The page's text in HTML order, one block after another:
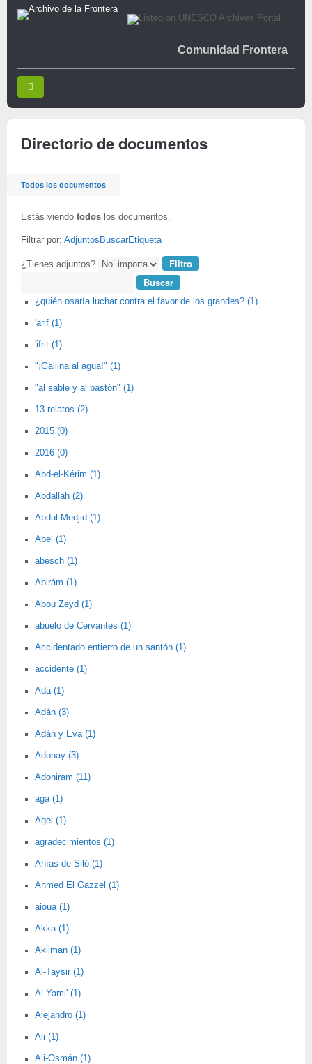
Comunidad Frontera
Directorio de documentos
Todos los documentos
Estás viendo todos los documentos.
Filtrar por: Adjuntos BuscarEtiqueta
¿Tienes adjuntos?
¿quién osaría luchar contra el favor de los grandes? (1)
'arif (1)
'ifrit (1)
"¡Gallina al agua!" (1)
"al sable y al bastón" (1)
13 relatos (2)
2015 (0)
2016 (0)
Abd-el-Kérim (1)
Abdallah (2)
Abdul-Medjid (1)
Abel (1)
abesch (1)
Abirám (1)
Abou Zeyd (1)
abuelo de Cervantes (1)
Accidentado entierro de un santón (1)
accidente (1)
Ada (1)
Adán (3)
Adán y Eva (1)
Adonay (3)
Adoniram (11)
aga (1)
Agel (1)
agradecimientos (1)
Ahías de Siló (1)
Ahmed El Gazzel (1)
aioua (1)
Akka (1)
Akliman (1)
Al-Taysir (1)
Al-Yami' (1)
Alejandro (1)
Ali (1)
Ali-Osmán (1)